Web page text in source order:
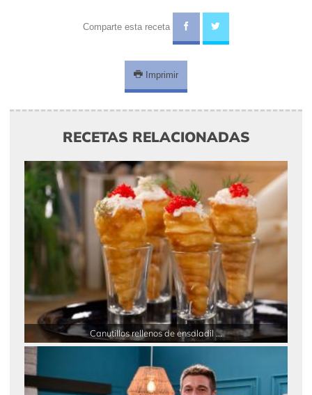
Comparte esta receta
Imprimir
RECETAS RELACIONADAS
Canutillos rellenos de ensaladil ...